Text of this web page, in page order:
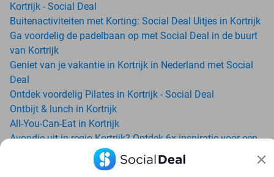
Kortrijk - Social Deal
Buitenactiviteiten met Korting: Social Deal Uitjes in Kortrijk
Ga voordelig de padelbaan op met Social Deal in de buurt
van Kortrijk
Geniet van je vakantie in Kortrijk in Nederland met Social
Deal
Ontdek voordelig Pilates in Kortrijk - Social Deal
Ontbijt & lunch in Kortrijk
All-You-Can-Eat in Kortrijk
Avondje uit in regio Kortrijk? Ontdek 6x inspiratie voor een
onvergetelijke avond
Date ideeën voor Kortrijk en omgeving: ontdek 16 tips voor